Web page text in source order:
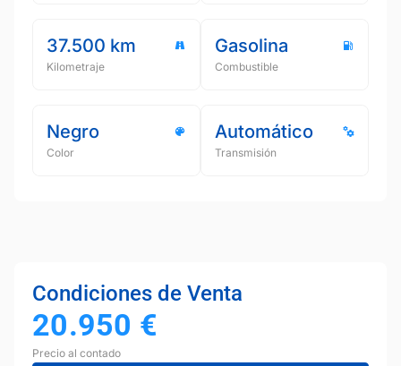
37.500 km
Kilometraje
Gasolina
Combustible
Negro
Color
Automático
Transmisión
Condiciones de Venta
20.950 €
Precio al contado